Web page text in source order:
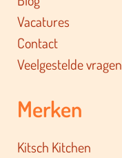
Vacatures
Contact
Veelgestelde vragen
Merken
Kitsch Kitchen